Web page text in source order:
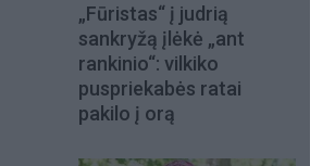
„Fūristas“ į judrią
sankryžą įlėkė „ant
rankinio“: vilkiko
puspriekabės ratai
pakilo į orą